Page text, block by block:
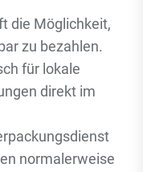
die Möglichkeit,
zu bezahlen.
für lokale
direkt im
normalerweise